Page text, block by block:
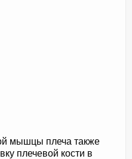
мышцы плеча также
плечевой кости в